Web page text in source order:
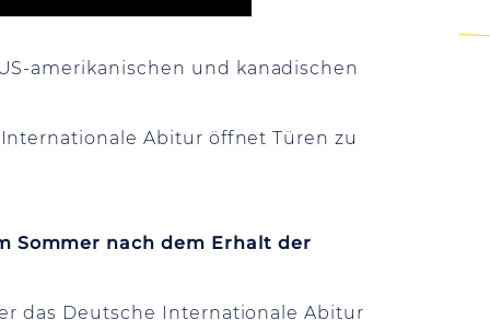
amerikanischen und kanadischen
Abitur öffnet Türen zu
Sommer nach dem Erhalt der
das Deutsche Internationale Abitur